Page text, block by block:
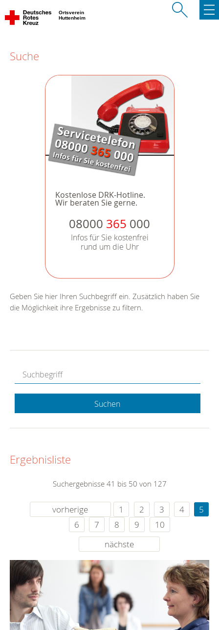
Ortsverein
Huttenheim
Suche
Kostenlose DRK-Hotline.
Wir beraten Sie gerne.
08000 365 000
Infos für Sie kostenfrei
rund um die Uhr
Geben Sie hier Ihren Suchbegriff ein. Zusätzlich haben Sie
die Möglichkeit ihre Ergebnisse zu filtern.
Suchen
Ergebnisliste
Suchergebnisse 41 bis 50 von 127
vorherige 1 2 3 4
5
6
7 8 9
10
nächste